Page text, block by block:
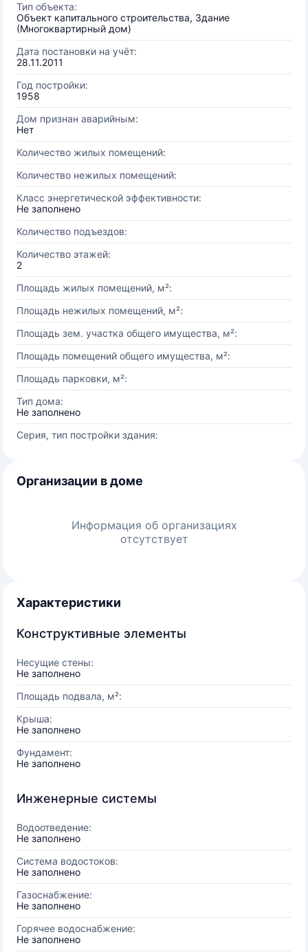
Тип объекта:
Объект капитального строительства, Здание
(Многоквартирный дом)
Дата постановки на учёт:
28.11.2011
Год постройки:
1958
Дом признан аварийным:
Нет
Количество жилых помещений:
Количество нежилых помещений:
Класс энергетической эффективности:
Не заполнено
Количество подъездов:
Количество этажей:
2
Площадь жилых помещений, м²:
Площадь нежилых помещений, м²:
Площадь зем. участка общего имущества, м²:
Площадь помещений общего имущества, м²:
Площадь парковки, м²:
Тип дома:
Не заполнено
Серия, тип постройки здания:
Организации в доме
Информация об организациях
отсутствует
Характеристики
Конструктивные элементы
Несущие стены:
Не заполнено
Площадь подвала, м²:
Крыша:
Не заполнено
Фундамент:
Не заполнено
Инженерные системы
Водоотведение:
Не заполнено
Система водостоков:
Не заполнено
Газоснабжение:
Не заполнено
Горячее водоснабжение:
Не заполнено